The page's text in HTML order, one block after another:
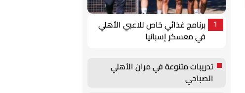
1
برنامج غذائي خاص للاعبي الأهلي
في معسكر إسبانيا
تدريبات متنوعة في مران الأهلي
الصباحي